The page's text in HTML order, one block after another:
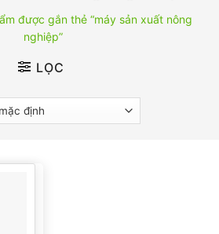
được gắn thẻ “máy sản xuất nông
nghiệp”
LỌC